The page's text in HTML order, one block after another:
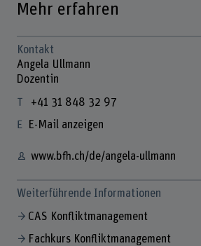
Mehr erfahren
Kontakt
Angela Ullmann
Dozentin
+41 31 848 32 97
E-Mail anzeigen
www.bfh.ch/de/angela-ullmann
Weiterführende Informationen
CAS Konfliktmanagement
Fachkurs Konfliktmanagement